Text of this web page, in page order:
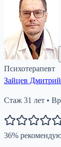
Психотерапевт
Зайцев
Стаж 31 лет •
36%